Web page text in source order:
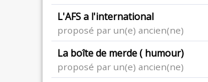
L'AFS a l'international
proposé par un(e) ancien(ne)
La boîte de merde ( humour)
proposé par un(e) ancien(ne)